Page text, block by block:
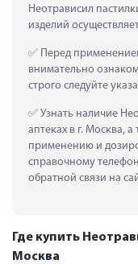
Неотрависил
изделий
Перед
внимательно
строго следуйте
Узнать наличие
аптеках в г. Москва,
применению и
справочному
обратной связи на
Где купить
Москва